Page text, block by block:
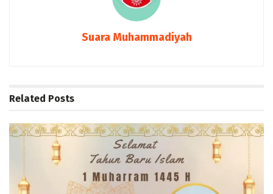
Suara Muhammadiyah
Related Posts